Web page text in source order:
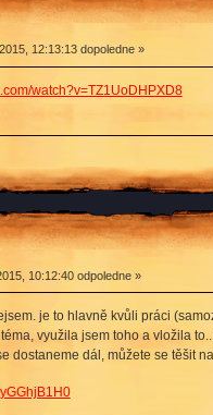
12:13:13 dopoledne »
watch?v=TZ1UoDHPXD8
10:12:40 odpoledne »
je to hlavně kvůli práci
využila jsem toho a vložila
dostaneme dál, můžete se těšit